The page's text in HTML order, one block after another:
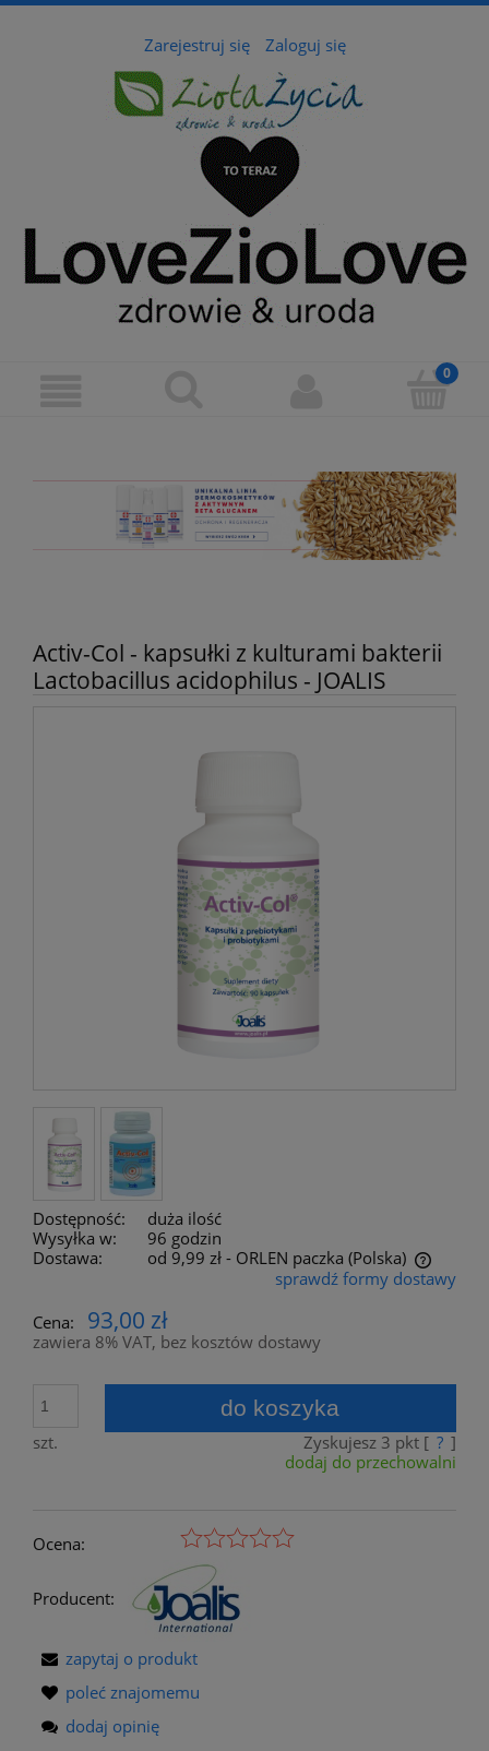
Zarejestruj się Zaloguj się
Activ-Col - kapsułki z kulturami bakterii
Lactobacillus acidophilus - JOALIS
Dostępność:
duża ilość
Wysyłka w:
96 godzin
Dostawa:
od 9,99 zł - ORLEN paczka (Polska)
Cena nie zawiera ewentualnych kosztów płatności
sprawdź formy dostawy
Cena:
93,00 zł
zawiera 8% VAT, bez kosztów dostawy
szt.
do koszyka
Zyskujesz 3 pkt [ ? ]
dodaj do przechowalni
Ocena:
Producent:
zapytaj o produkt
poleć znajomemu
dodaj opinię